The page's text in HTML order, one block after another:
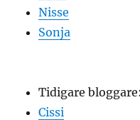
Nisse
Sonja
Tidigare bloggare:
Cissi